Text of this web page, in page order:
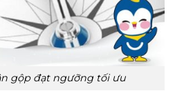
gộp đạt ngưỡng tối ưu